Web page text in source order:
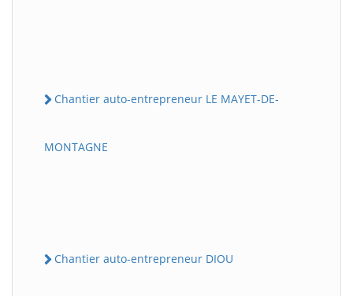
Chantier auto-entrepreneur LE MAYET-DE-
MONTAGNE
Chantier auto-entrepreneur DIOU